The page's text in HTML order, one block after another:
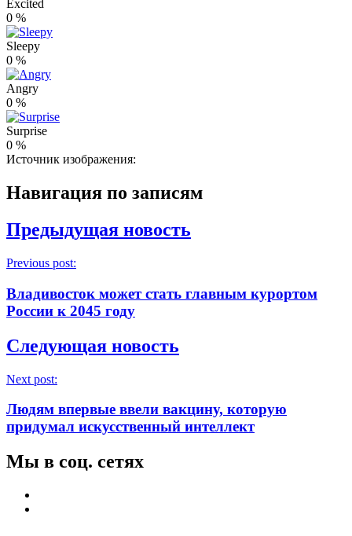
Excited
0 %
Sleepy
0 %
Angry
0 %
Surprise
0 %
Источник изображения:
Навигация по записям
Предыдущая новость
Previous post:
Владивосток может стать главным курортом
России к 2045 году
Следующая новость
Next post:
Людям впервые ввели вакцину, которую
придумал искусственный интеллект
Мы в соц. сетях